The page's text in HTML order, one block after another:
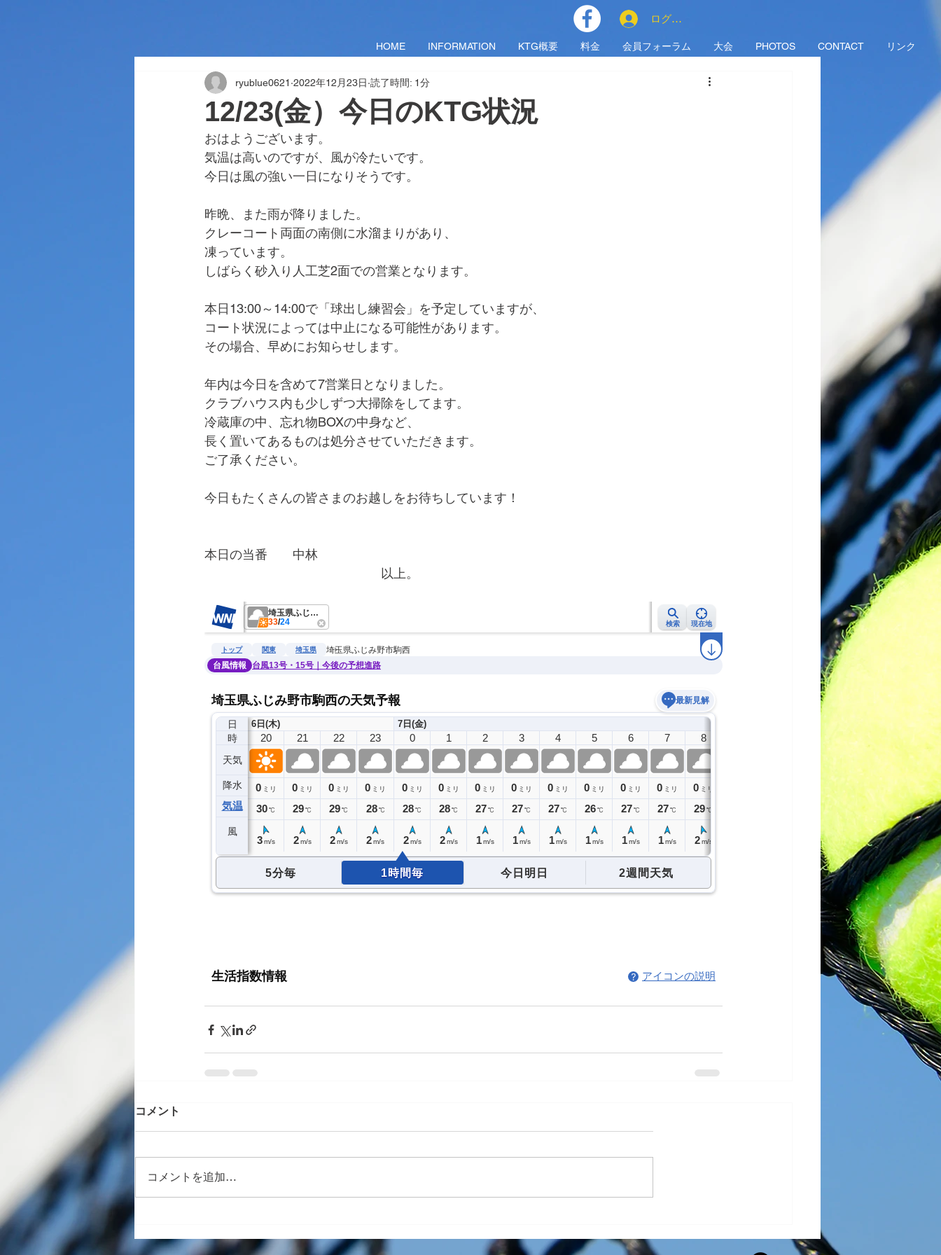
HOME INFORMATION KTG概要 料金 会員フォーラム 大会 PHOTOS CONTACT リンク
ログイン
12/23(金）今日のKTG状況
ryublue0621 2022年12月23日 読了時間: 1分
おはようございます。
気温は高いのですが、風が冷たいです。
今日は風の強い一日になりそうです。
昨晩、また雨が降りました。
クレーコート両面の南側に水溜まりがあり、
凍っています。
しばらく砂入り人工芝2面での営業となります。
本日13:00～14:00で「球出し練習会」を予定していますが、
コート状況によっては中止になる可能性があります。
その場合、早めにお知らせします。
年内は今日を含めて7営業日となりました。
クラブハウス内も少しずつ大掃除をしてます。
冷蔵庫の中、忘れ物BOXの中身など、
長く置いてあるものは処分させていただきます。
ご了承ください。
今日もたくさんの皆さまのお越しをお待ちしています！
本日の当番　　中林
以上。
コメント
コメントを追加…